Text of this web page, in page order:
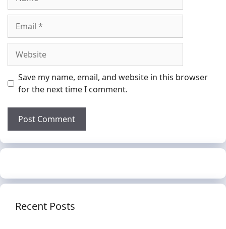
Save my name, email, and website in this browser
for the next time I comment.
Recent Posts